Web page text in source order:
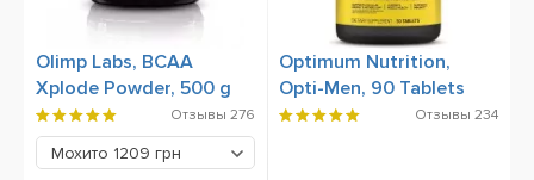
Olimp Labs, BCAA
Xplode Powder, 500 g
Отзывы 276
Мохито 1209 грн
Optimum Nutrition,
Opti-Men, 90 Tablets
Отзывы 234